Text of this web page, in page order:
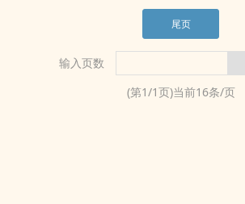
所以「左手换剑，右手换盾」。
尾页
输入页数
(第1/1页)当前16条/页